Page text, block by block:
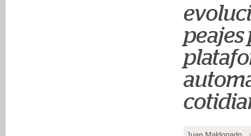
peajes